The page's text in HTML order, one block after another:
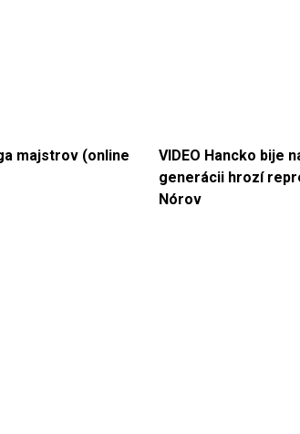
majstrov (online
VIDEO Hancko bije
generácii hrozí
Nórov